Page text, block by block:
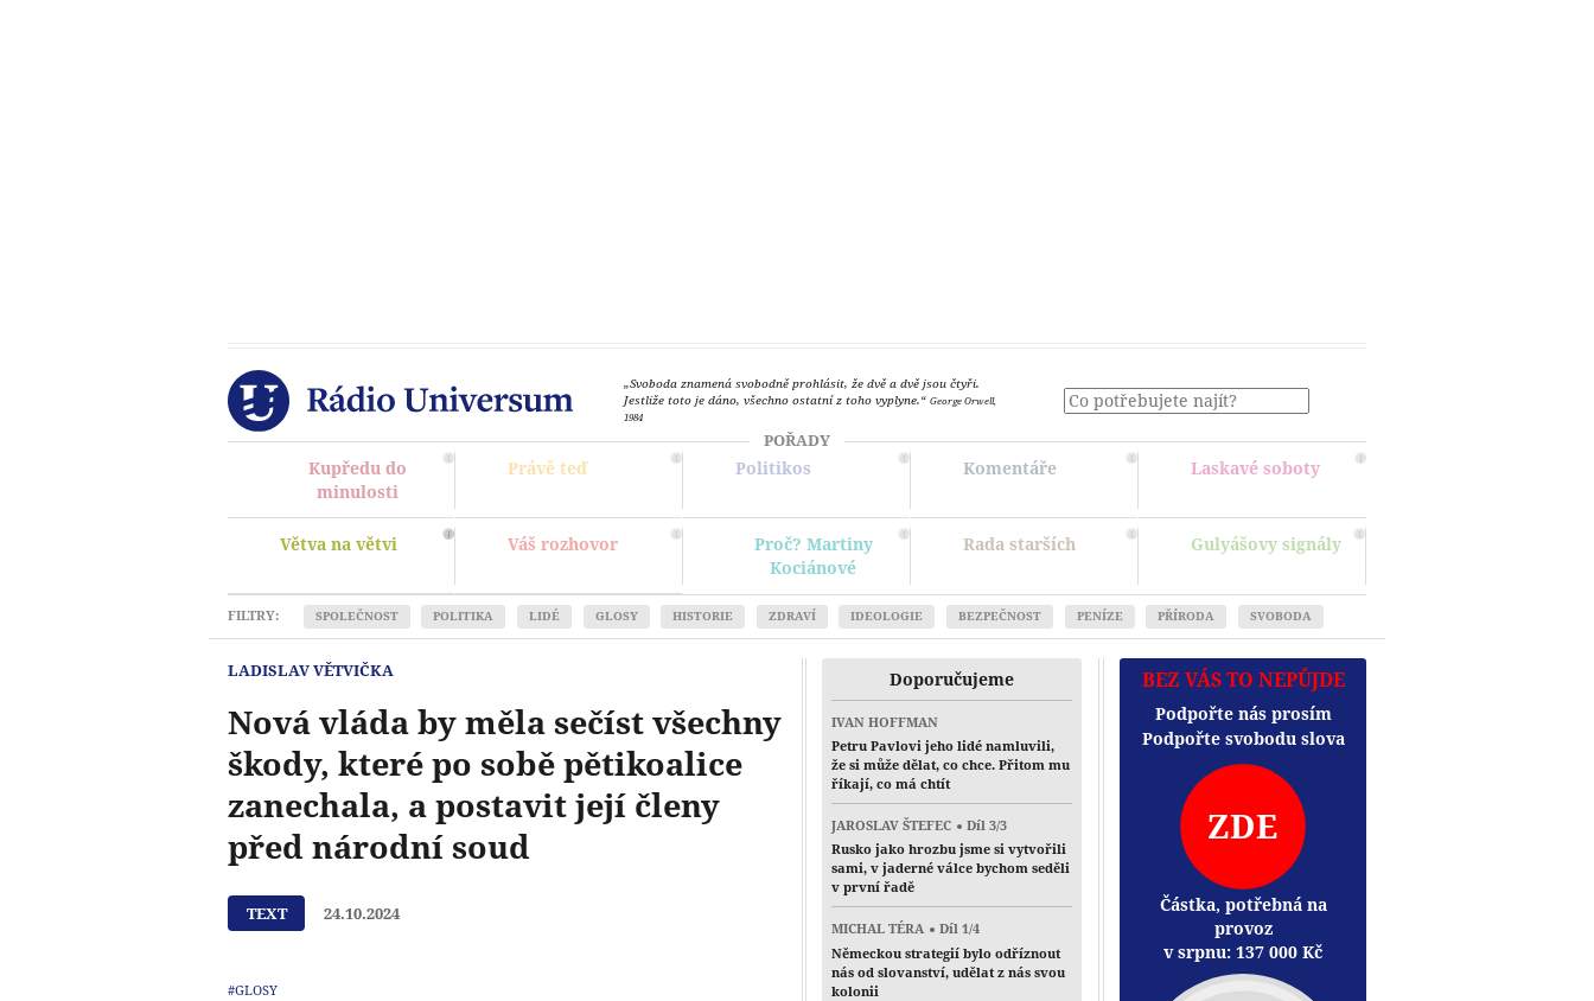
„Svoboda znamená svobodně prohlásit, že dvě a dvě jsou čtyři.
Jestliže toto je dáno, všechno ostatní z toho vyplyne.“ George Orwell,
1984
POŘADY
Kupředu do
minulosti
Právě teď Politikos Komentáře Laskavé soboty
Větva na větvi Váš rozhovor
Proč? Martiny
Kociánové
Rada starších Gulyášovy signály
FILTRY: SPOLEČNOST POLITIKA LIDÉ GLOSY HISTORIE ZDRAVÍ IDEOLOGIE BEZPEČNOST PENÍZE PŘÍRODA SVOBODA
LADISLAV VĚTVIČKA
Nová vláda by měla sečíst všechny
škody, které po sobě pětikoalice
zanechala, a postavit její členy
před národní soud
TEXT 24.10.2024
#GLOSY
Doporučujeme
IVAN HOFFMAN
Petru Pavlovi jeho lidé namluvili,
že si může dělat, co chce. Přitom mu
říkají, co má chtít
JAROSLAV ŠTEFEC
Díl 3/3
Rusko jako hrozbu jsme si vytvořili
sami, v jaderné válce bychom seděli
v první řadě
MICHAL TÉRA
Díl 1/4
Německou strategií bylo odříznout
nás od slovanství, udělat z nás svou
kolonii
BEZ VÁS TO NEPŮJDE
Podpořte nás prosím
Podpořte svobodu slova
ZDE
Částka, potřebná na
provoz
v srpnu: 137 000 Kč